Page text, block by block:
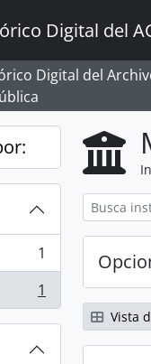
Digital del
Digital del
1
1
Vista